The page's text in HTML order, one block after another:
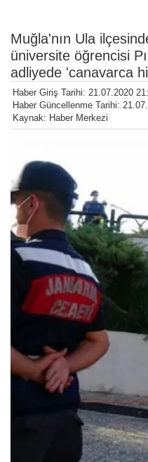
Muğla'nın Ula
üniversite öğrencisi
adliyede 'canavarca
Haber Giriş Tarihi: 21.07.2020
Haber Güncellenme Tarihi:
Kaynak: Haber Merkezi